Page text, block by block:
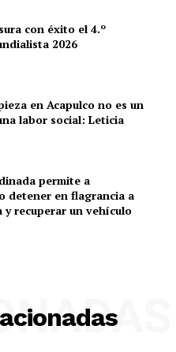
con éxito el 4.º
2026
en Acapulco no es un
labor social: Leticia
permite a
detener en flagrancia a
y recuperar un vehículo